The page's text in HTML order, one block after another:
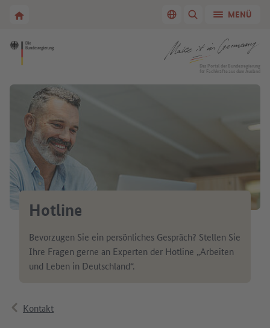
Zur Startseite von Make it in Germany Sprache wechseln
SUCHE ANZEIGEN/
MENÜ
Zur Startseite von Make it in GermanyDas Portal der Bundesregierung
für Fachkräfte aus dem Ausland
Hotline
Bevorzugen Sie ein persönliches Gespräch? Stellen Sie
Ihre Fragen gerne an Experten der Hotline „Arbeiten
und Leben in Deutschland“.
Kontakt